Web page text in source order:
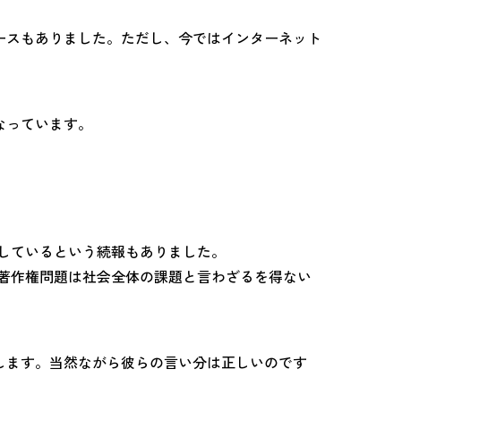
もありました。ただし、今ではインターネット
ています。
いるという続報もありました。
権問題は社会全体の課題と言わざるを得ない
す。当然ながら彼らの言い分は正しいのです